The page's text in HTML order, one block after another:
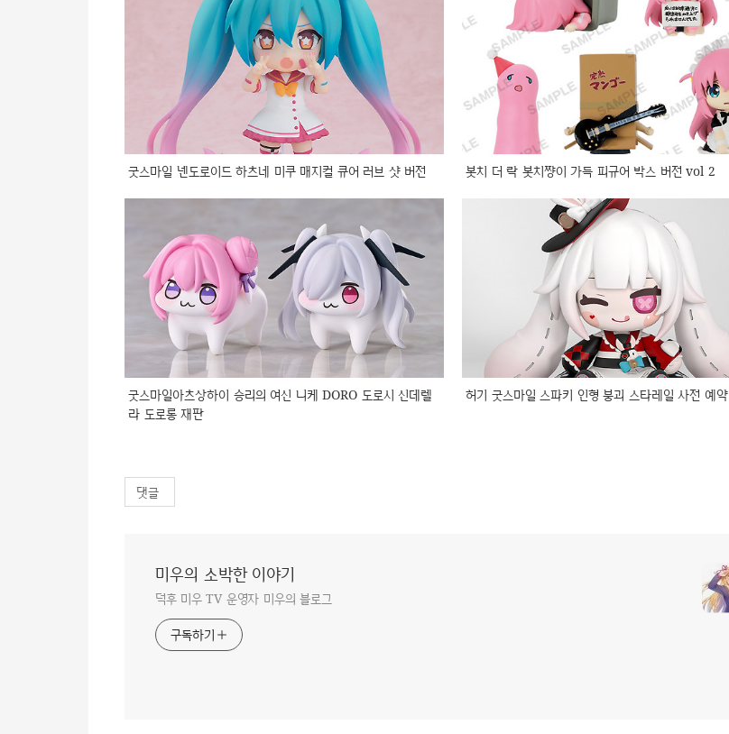
굿스마일 넨도로이드 하츠네 미쿠 매지컬 큐어 러브 샷 버전 봇치 더 락 봇치쨩이 가득 피규어 박스 버전 vol 2
굿스마일아츠상하이 승리의 여신 니케 DORO 도로시 신데렐
라 도로롱 재판
허기 굿스마일 스파키 인형 붕괴 스타레일 사전 예약
댓글
미우의 소박한 이야기
덕후 미우 TV 운영자 미우의 블로그
구독하기